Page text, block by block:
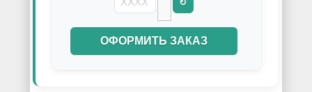
↻
ОФОРМИТЬ ЗАКАЗ